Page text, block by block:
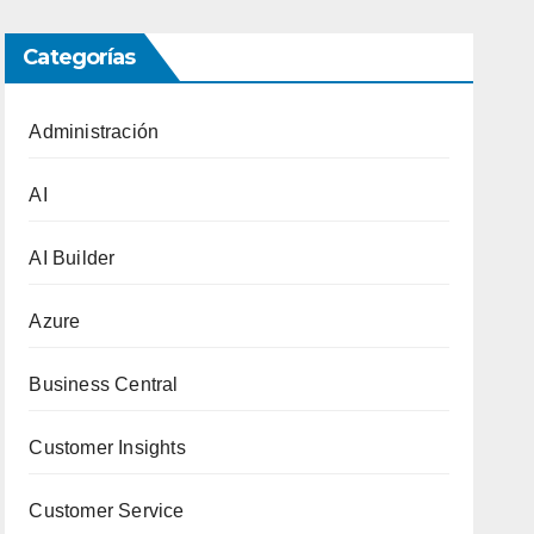
Categorías
Administración
AI
AI Builder
Azure
Business Central
Customer Insights
Customer Service